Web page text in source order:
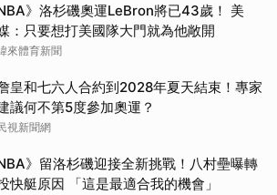
》洛杉磯奧運LeBron將已43歲！ 美
：只要想打美國隊大門就為他敞開
來體育新聞
皇和七六人合約到2028年夏天結束！專家
議何不第5度參加奧運？
視新聞網
》留洛杉磯迎接全新挑戰！八村壘曝轉
快艇原因 「這是最適合我的機會」